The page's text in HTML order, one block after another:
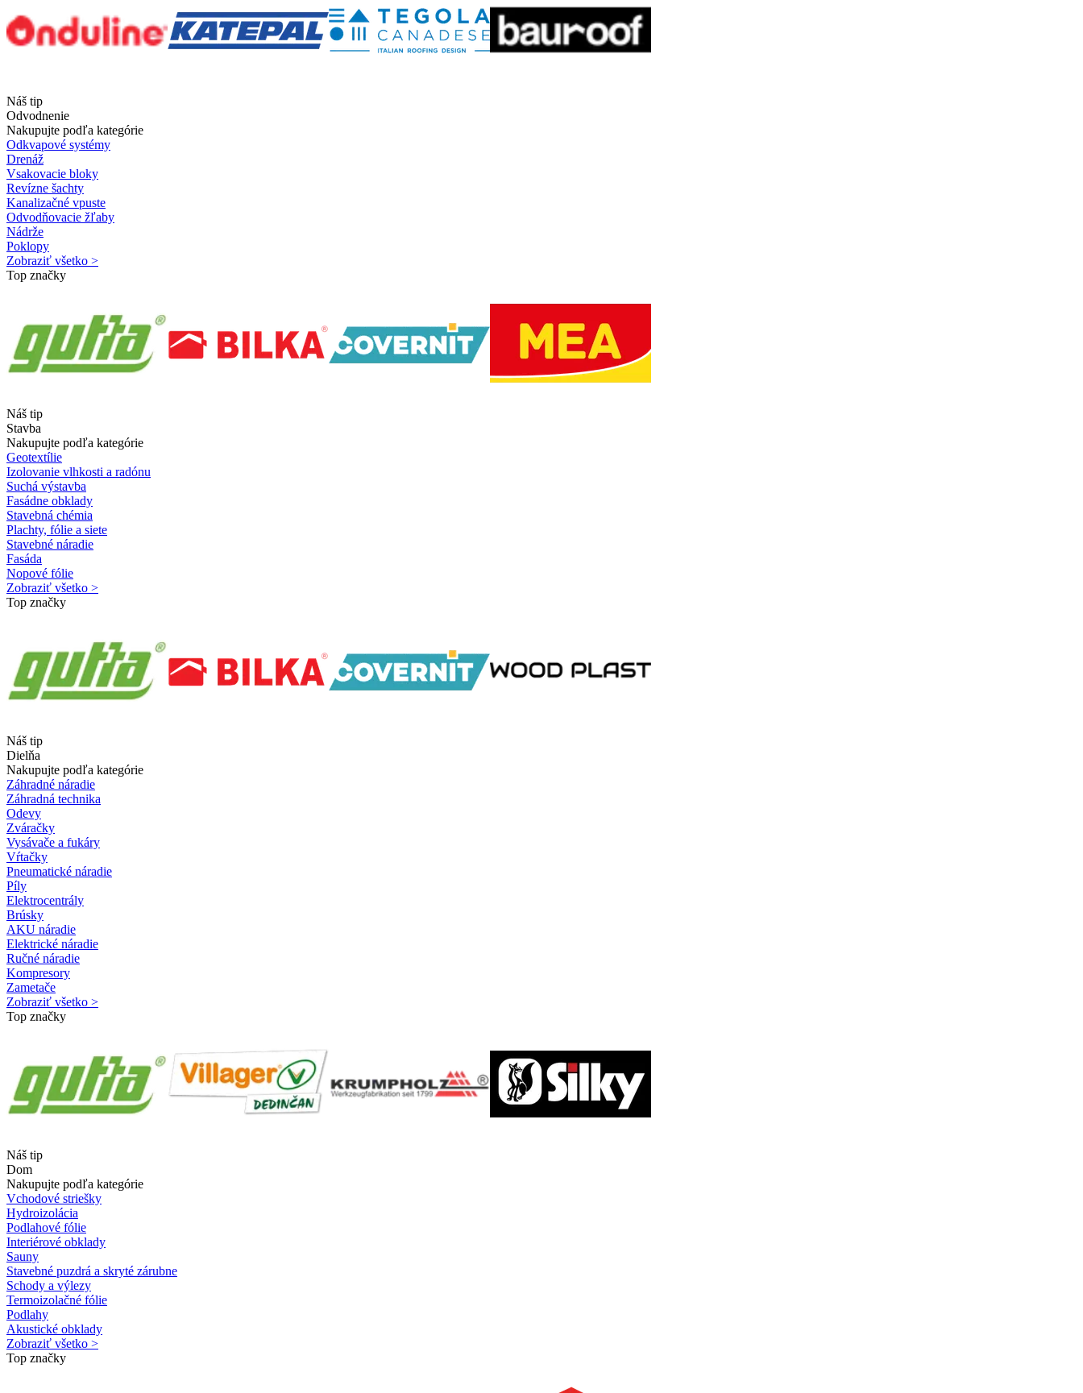
Náš tip
Odvodnenie
Nakupujte podľa kategórie
Odkvapové systémy
Drenáž
Vsakovacie bloky
Revízne šachty
Kanalizačné vpuste
Odvodňovacie žľaby
Nádrže
Poklopy
Zobraziť všetko >
Top značky
Náš tip
Stavba
Nakupujte podľa kategórie
Geotextílie
Izolovanie vlhkosti a radónu
Suchá výstavba
Fasádne obklady
Stavebná chémia
Plachty, fólie a siete
Stavebné náradie
Fasáda
Nopové fólie
Zobraziť všetko >
Top značky
Náš tip
Dielňa
Nakupujte podľa kategórie
Záhradné náradie
Záhradná technika
Odevy
Zváračky
Vysávače a fukáry
Vŕtačky
Pneumatické náradie
Píly
Elektrocentrály
Brúsky
AKU náradie
Elektrické náradie
Ručné náradie
Kompresory
Zametače
Zobraziť všetko >
Top značky
Náš tip
Dom
Nakupujte podľa kategórie
Vchodové striešky
Hydroizolácia
Podlahové fólie
Interiérové obklady
Sauny
Stavebné puzdrá a skryté zárubne
Schody a výlezy
Termoizolačné fólie
Podlahy
Akustické obklady
Zobraziť všetko >
Top značky